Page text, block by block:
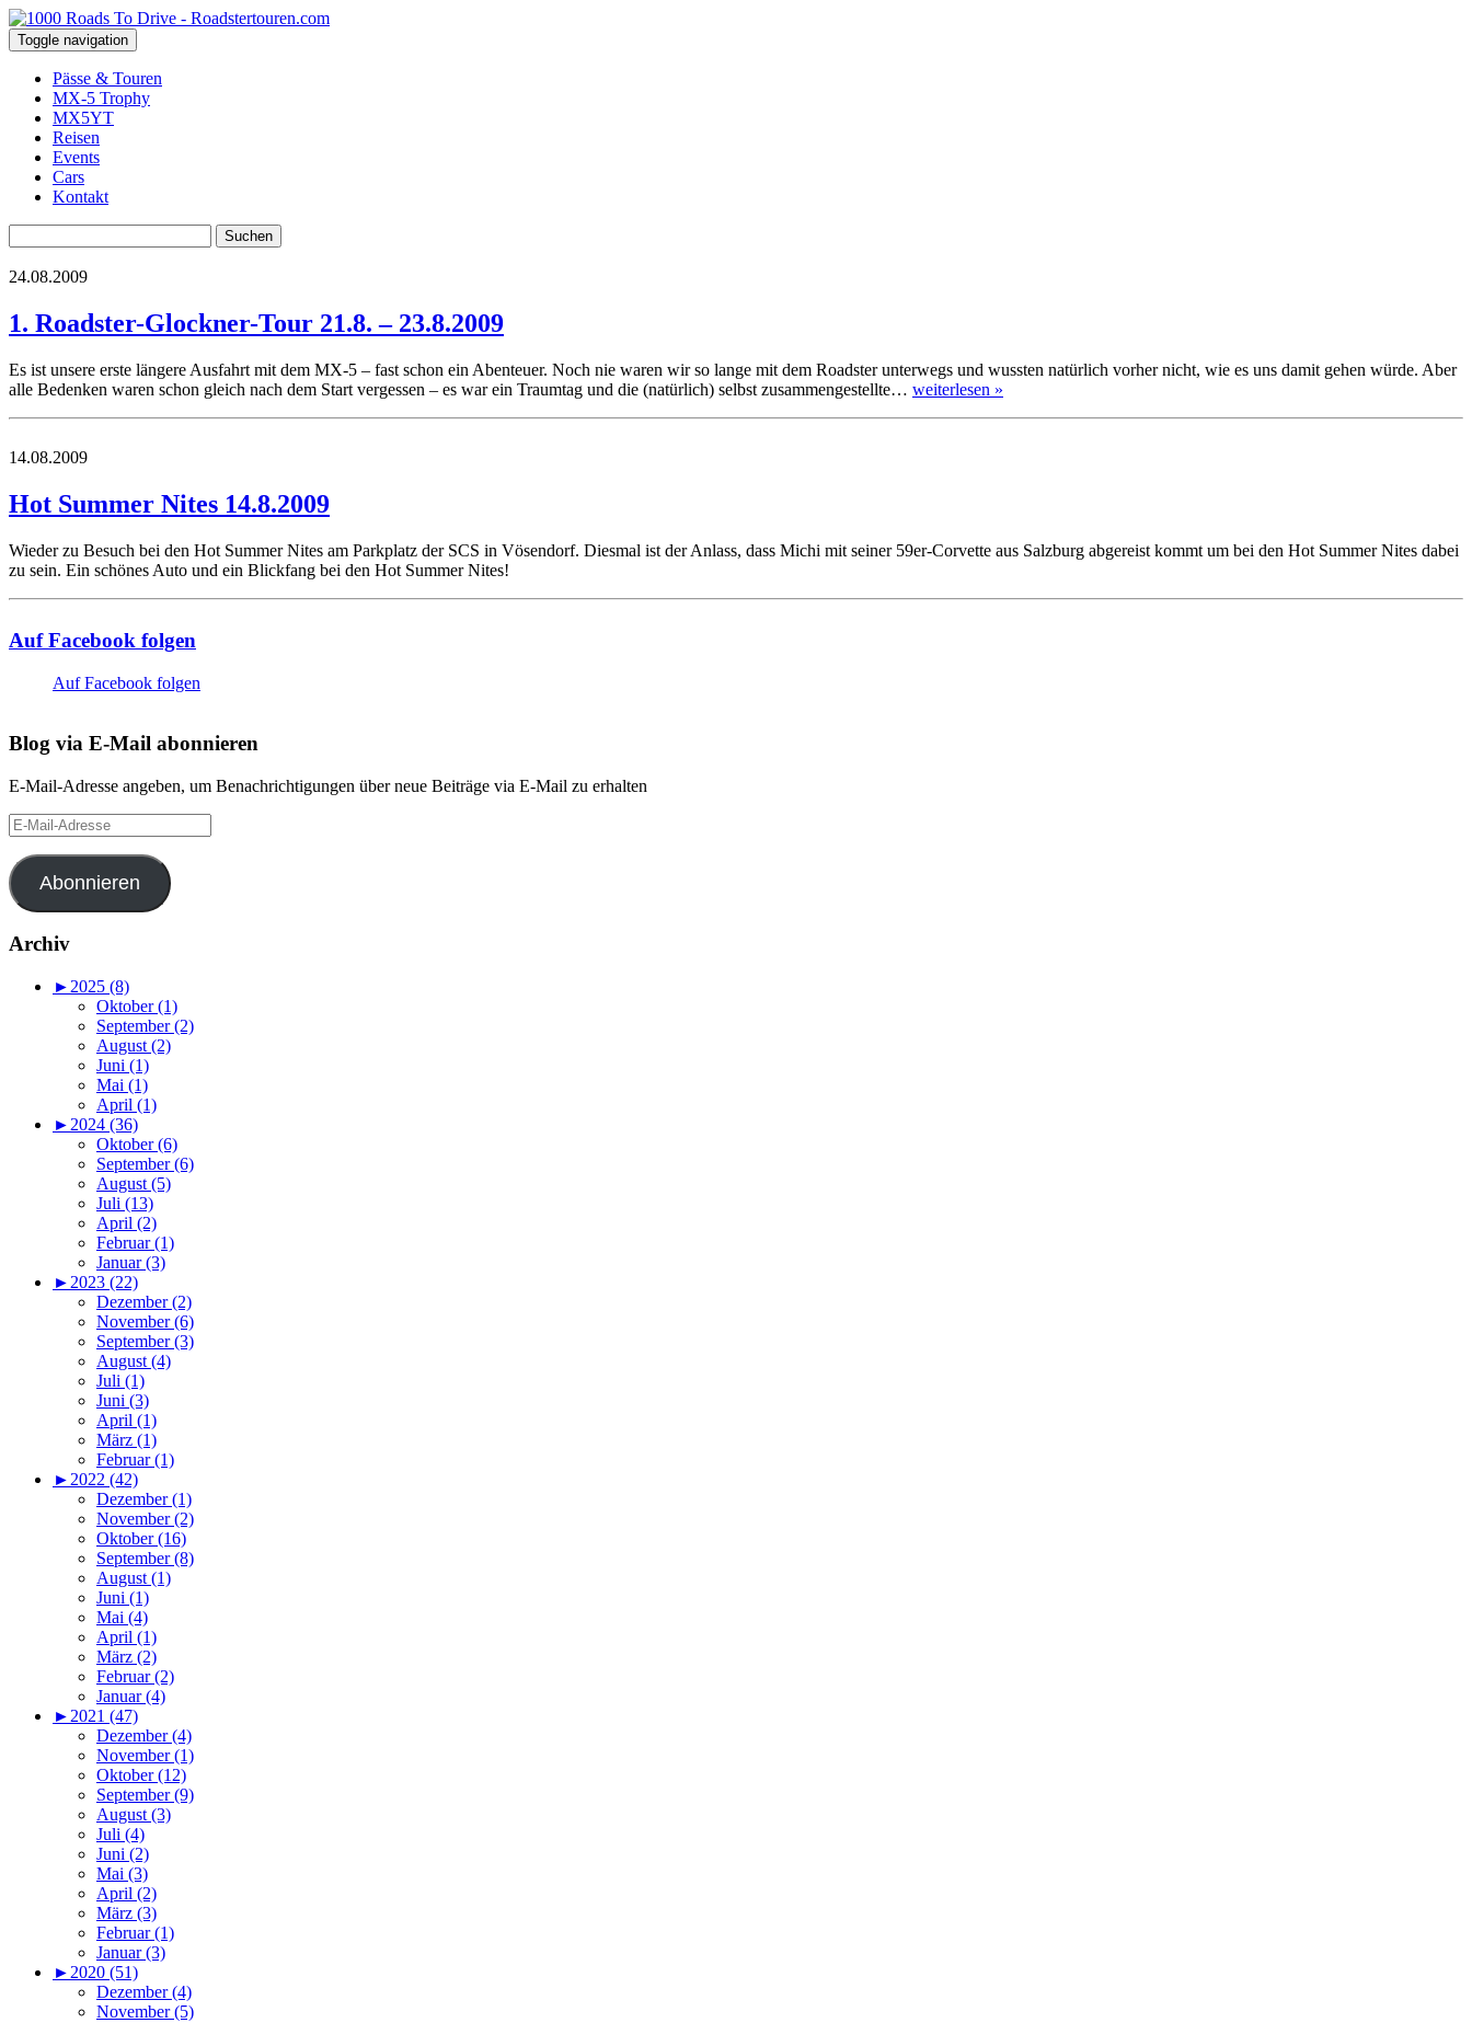
Toggle navigation
Pässe & Touren
MX-5 Trophy
MX5YT
Reisen
Events
Cars
Kontakt
nach:
24.08.2009
1. Roadster-Glockner-Tour 21.8. – 23.8.2009
Es ist unsere erste längere Ausfahrt mit dem MX-5 – fast schon ein Abenteuer. Noch nie waren wir so lange mit dem Roadster unterwegs und wussten natürlich vorher nicht, wie es uns damit gehen würde. Aber
alle Bedenken waren schon gleich nach dem Start vergessen – es war ein Traumtag und die (natürlich) selbst zusammengestellte… weiterlesen »
14.08.2009
Hot Summer Nites 14.8.2009
Wieder zu Besuch bei den Hot Summer Nites am Parkplatz der SCS in Vösendorf. Diesmal ist der Anlass, dass Michi mit seiner 59er-Corvette aus Salzburg abgereist kommt um bei den Hot Summer Nites dabei
zu sein. Ein schönes Auto und ein Blickfang bei den Hot Summer Nites!
Auf Facebook folgen
Auf Facebook folgen
Blog via E-Mail abonnieren
E-Mail-Adresse angeben, um Benachrichtigungen über neue Beiträge via E-Mail zu erhalten
E-
Mail-
Adresse
Abonnieren
Archiv
► 2025 (8)
Oktober (1)
September (2)
August (2)
Juni (1)
Mai (1)
April (1)
► 2024 (36)
Oktober (6)
September (6)
August (5)
Juli (13)
April (2)
Februar (1)
Januar (3)
► 2023 (22)
Dezember (2)
November (6)
September (3)
August (4)
Juli (1)
Juni (3)
April (1)
März (1)
Februar (1)
► 2022 (42)
Dezember (1)
November (2)
Oktober (16)
September (8)
August (1)
Juni (1)
Mai (4)
April (1)
März (2)
Februar (2)
Januar (4)
► 2021 (47)
Dezember (4)
November (1)
Oktober (12)
September (9)
August (3)
Juli (4)
Juni (2)
Mai (3)
April (2)
März (3)
Februar (1)
Januar (3)
► 2020 (51)
Dezember (4)
November (5)